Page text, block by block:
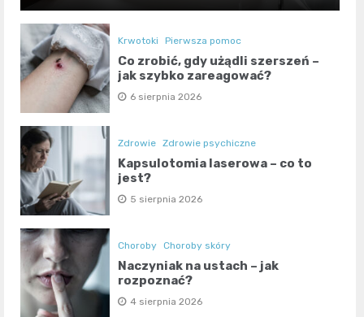
Krwotoki Pierwsza pomoc
Co zrobić, gdy użądli szerszeń –
jak szybko zareagować?
6 sierpnia 2026
Zdrowie Zdrowie psychiczne
Kapsulotomia laserowa – co to
jest?
5 sierpnia 2026
Choroby Choroby skóry
Naczyniak na ustach – jak
rozpoznać?
4 sierpnia 2026